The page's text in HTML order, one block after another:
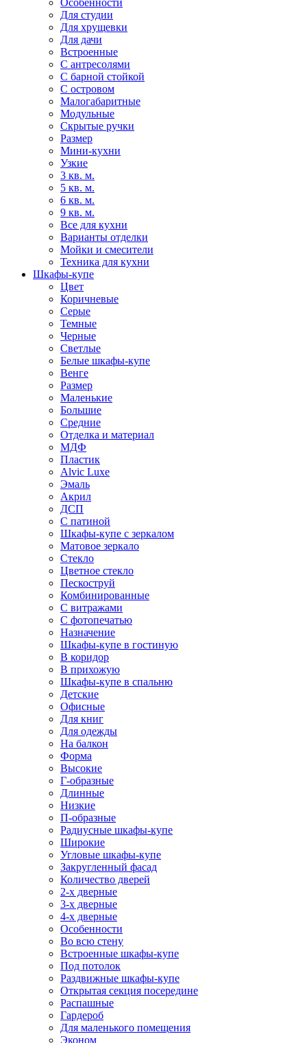
Особенности
Для студии
Для хрущевки
Для дачи
Встроенные
С антресолями
С барной стойкой
С островом
Малогабаритные
Модульные
Скрытые ручки
Размер
Мини-кухни
Узкие
3 кв. м.
5 кв. м.
6 кв. м.
9 кв. м.
Все для кухни
Варианты отделки
Мойки и смесители
Техника для кухни
Шкафы-купе
Цвет
Коричневые
Серые
Темные
Черные
Светлые
Белые шкафы-купе
Венге
Размер
Маленькие
Большие
Средние
Отделка и материал
МДФ
Пластик
Alvic Luxe
Эмаль
Акрил
ДСП
С патиной
Шкафы-купе с зеркалом
Матовое зеркало
Стекло
Цветное стекло
Пескоструй
Комбинированные
С витражами
С фотопечатью
Назначение
Шкафы-купе в гостиную
В коридор
В прихожую
Шкафы-купе в спальню
Детские
Офисные
Для книг
Для одежды
На балкон
Форма
Высокие
Г-образные
Длинные
Низкие
П-образные
Радиусные шкафы-купе
Широкие
Угловые шкафы-купе
Закругленный фасад
Количество дверей
2-х дверные
3-х дверные
4-х дверные
Особенности
Во всю стену
Встроенные шкафы-купе
Под потолок
Раздвижные шкафы-купе
Открытая секция посередине
Распашные
Гардероб
Для маленького помещения
Эконом